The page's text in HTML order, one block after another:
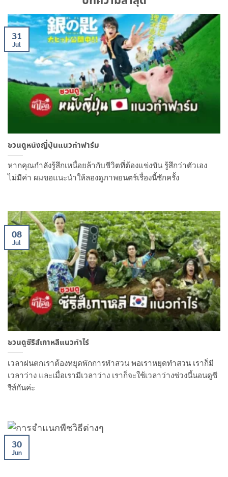
ชวนดูหนังญี่ปุ่นแนวทำฟาร์ม
หากคุณกำลังรู้สึกเหนื่อยล้ากับชีวิตที่ต้องแข่งขัน รู้สึกว่าตัวเอง
ไม่มีค่า ผมขอแนะนำให้ลองดูภาพยนตร์เรื่องนี้ซักครั้ง
31
Jul
ชวนดูซีรีส์เกาหลีแนวทำไร่
เวลาฝนตกเราต้องหยุดพักการทำสวน พอเราหยุดทำสวน เราก็มี
เวลาว่าง และเมื่อเรามีเวลาว่าง เราก็จะใช้เวลาว่างช่วงนี้นอนดูซี
รีส์กันค่ะ
08
Jul
30
Jun